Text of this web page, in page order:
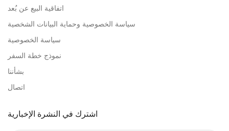
اتفاقية البيع عن بُعد
سياسة الخصوصية وحماية البيانات الشخصية
سياسة الخصوصية
نموذج خطة السفر
بشأننا
اتصال
اشترك في النشرة الإخبارية